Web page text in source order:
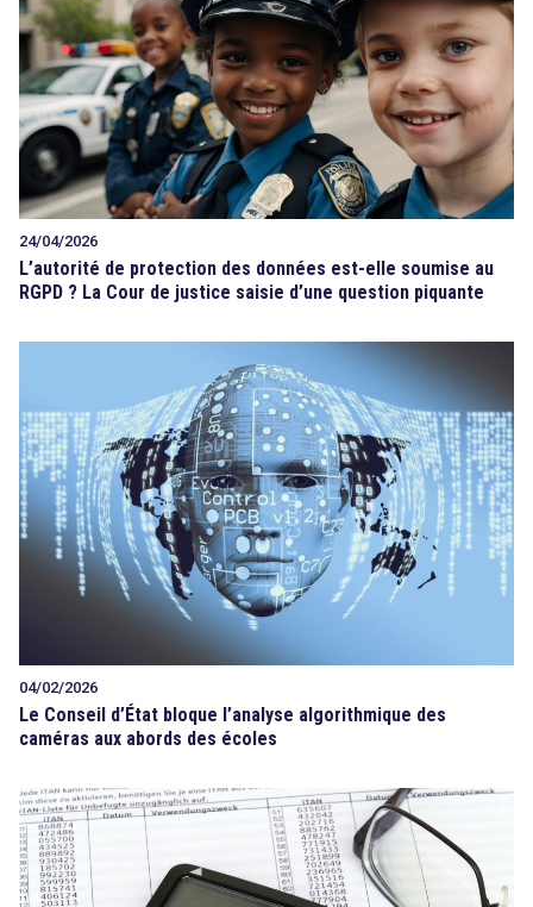
24/04/2026
L’autorité de protection des données est-elle soumise au
RGPD ? La Cour de justice saisie d’une question piquante
04/02/2026
Le Conseil d’État bloque l’analyse algorithmique des
caméras aux abords des écoles